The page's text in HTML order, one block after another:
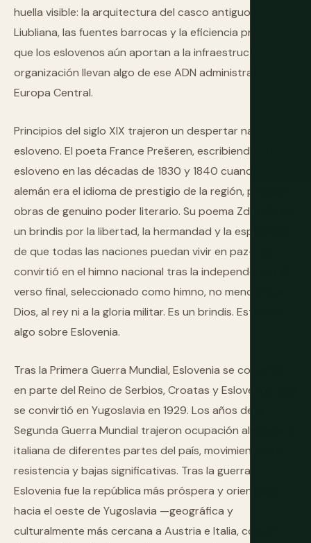
huella visible: la arquitectura del casco antiguo de
Liubliana, las fuentes barrocas y la eficiencia práctica
que los eslovenos aún aportan a la infraestructura y la
organización llevan algo de ese ADN administrativo de
Europa Central.
Principios del siglo XIX trajeron un despertar nacional
esloveno. El poeta France Prešeren, escribiendo en
esloveno en las décadas de 1830 y 1840 cuando el
alemán era el idioma de prestigio de la región, produjo
obras de genuino poder literario. Su poema Zdravljica —
un brindis por la libertad, la hermandad y la esperanza
de que todas las naciones puedan vivir en paz— se
convirtió en el himno nacional tras la independencia. El
verso final, seleccionado como himno, no menciona a
Dios, al rey ni a la gloria militar. Es un brindis. Esto dice
algo sobre Eslovenia.
Tras la Primera Guerra Mundial, Eslovenia se convirtió
en parte del Reino de Serbios, Croatas y Eslovenos, que
se convirtió en Yugoslavia en 1929. Los años de la
Segunda Guerra Mundial trajeron ocupación alemana e
italiana de diferentes partes del país, movimientos de
resistencia y bajas significativas. Tras la guerra,
Eslovenia fue la república más próspera y orientada
hacia el oeste de Yugoslavia —geográfica y
culturalmente más cercana a Austria e Italia, con un